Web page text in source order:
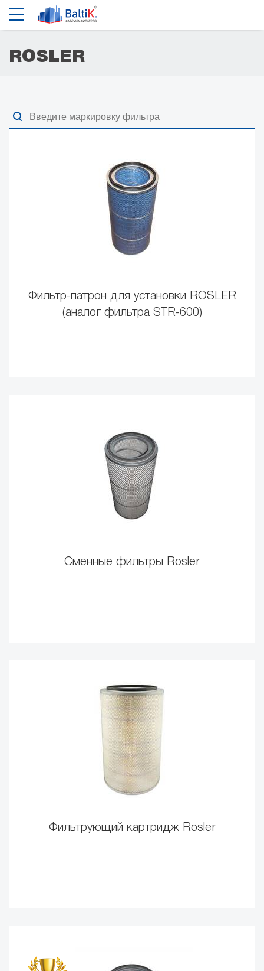
ROSLER
Фильтр-патрон для установки ROSLER
(аналог фильтра STR-600)
Сменные фильтры Rosler
Фильтрующий картридж Rosler